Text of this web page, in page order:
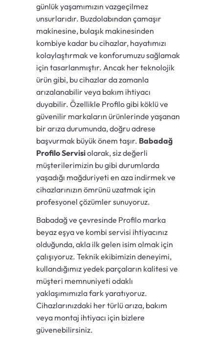
günlük yaşamımızın vazgeçilmez
unsurlarıdır. Buzdolabından çamaşır
makinesine, bulaşık makinesinden
kombiye kadar bu cihazlar, hayatımızı
kolaylaştırmak ve konforumuzu sağlamak
için tasarlanmıştır. Ancak her teknolojik
ürün gibi, bu cihazlar da zamanla
arızalanabilir veya bakım ihtiyacı
duyabilir. Özellikle Profilo gibi köklü ve
güvenilir markaların ürünlerinde yaşanan
bir arıza durumunda, doğru adrese
başvurmak büyük önem taşır. Babadağ
Profilo Servisiolarak, siz değerli
müşterilerimizin bu gibi durumlarda
yaşadığı mağduriyeti en aza indirmek ve
cihazlarınızın ömrünü uzatmak için
profesyonel çözümler sunuyoruz.
Babadağ ve çevresinde Profilo marka
beyaz eşya ve kombi servisi ihtiyacınız
olduğunda, akla ilk gelen isim olmak için
çalışıyoruz. Teknik ekibimizin deneyimi,
kullandığımız yedek parçaların kalitesi ve
müşteri memnuniyeti odaklı
yaklaşımımızla fark yaratıyoruz.
Cihazlarınızdaki her türlü arıza, bakım
veya montaj ihtiyacı için bizlere
güvenebilirsiniz.